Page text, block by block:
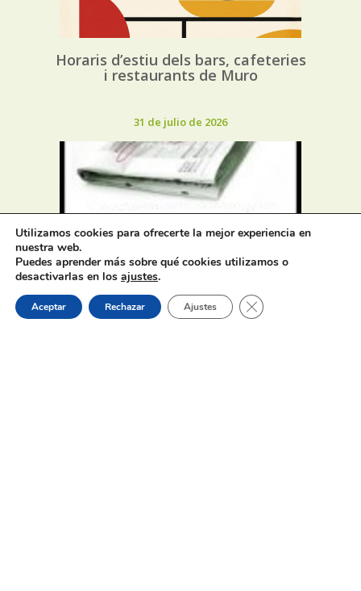
Horaris d’estiu dels bars, cafeteries
i restaurants de Muro
31 de julio de 2026
Oferta de Trabajo: SAD, SERVICIO
DE AYUDA A DOMICILIO
31 de julio de 2026
Utilizamos cookies para ofrecerte la mejor experiencia en
nuestra web.
Puedes aprender más sobre qué cookies utilizamos o
desactivarlas en los ajustes.
Aceptar Rechazar Ajustes Cerrar el banner de